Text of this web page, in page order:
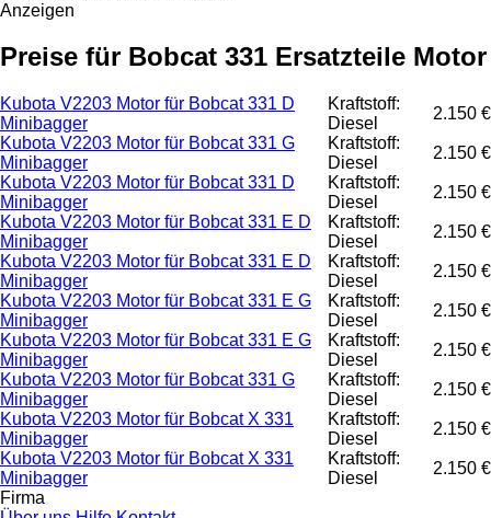
Anzeigen
Preise für Bobcat 331 Ersatzteile Motor
Kubota V2203 Motor für Bobcat 331 D
Minibagger
Kraftstoff:
Diesel
2.150 €
Kubota V2203 Motor für Bobcat 331 G
Minibagger
Kraftstoff:
Diesel
2.150 €
Kubota V2203 Motor für Bobcat 331 D
Minibagger
Kraftstoff:
Diesel
2.150 €
Kubota V2203 Motor für Bobcat 331 E D
Minibagger
Kraftstoff:
Diesel
2.150 €
Kubota V2203 Motor für Bobcat 331 E D
Minibagger
Kraftstoff:
Diesel
2.150 €
Kubota V2203 Motor für Bobcat 331 E G
Minibagger
Kraftstoff:
Diesel
2.150 €
Kubota V2203 Motor für Bobcat 331 E G
Minibagger
Kraftstoff:
Diesel
2.150 €
Kubota V2203 Motor für Bobcat 331 G
Minibagger
Kraftstoff:
Diesel
2.150 €
Kubota V2203 Motor für Bobcat X 331
Minibagger
Kraftstoff:
Diesel
2.150 €
Kubota V2203 Motor für Bobcat X 331
Minibagger
Kraftstoff:
Diesel
2.150 €
Firma